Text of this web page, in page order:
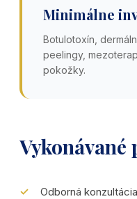
Minimálne
Botulotoxín,
peelingy,
pokožky.
Odborná